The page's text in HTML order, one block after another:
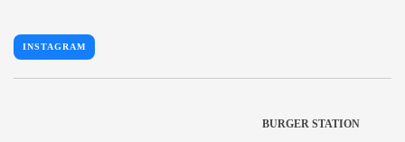
INSTAGRAM
BURGER STATION